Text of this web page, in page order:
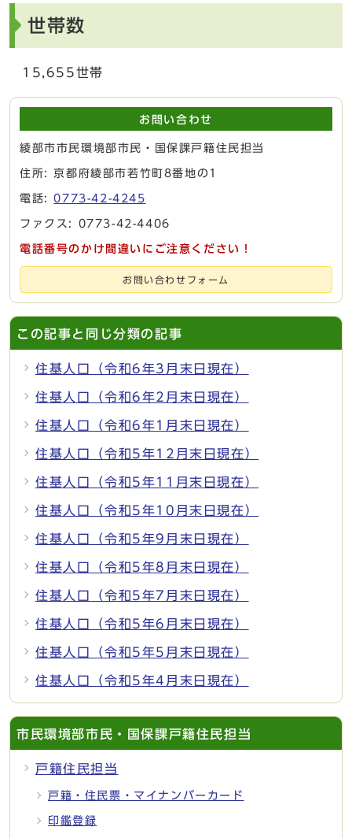
世帯数
15,655世帯
お問い合わせ
綾部市市民環境部市民・国保課戸籍住民担当
住所: 京都府綾部市若竹町8番地の1
電話:0773-42-4245
ファクス: 0773-42-4406
電話番号のかけ間違いにご注意ください！
お問い合わせフォーム
この記事と同じ分類の記事
住基人口（令和6年3月末日現在）
住基人口（令和6年2月末日現在）
住基人口（令和6年1月末日現在）
住基人口（令和5年12月末日現在）
住基人口（令和5年11月末日現在）
住基人口（令和5年10月末日現在）
住基人口（令和5年9月末日現在）
住基人口（令和5年8月末日現在）
住基人口（令和5年7月末日現在）
住基人口（令和5年6月末日現在）
住基人口（令和5年5月末日現在）
住基人口（令和5年4月末日現在）
市民環境部市民・国保課戸籍住民担当
戸籍住民担当
戸籍・住民票・マイナンバーカード
印鑑登録